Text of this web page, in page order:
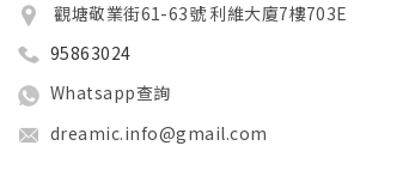
觀塘敬業街61-63號 利維大廈7樓703E
95863024
Whatsapp查詢
dreamic.info@gmail.com